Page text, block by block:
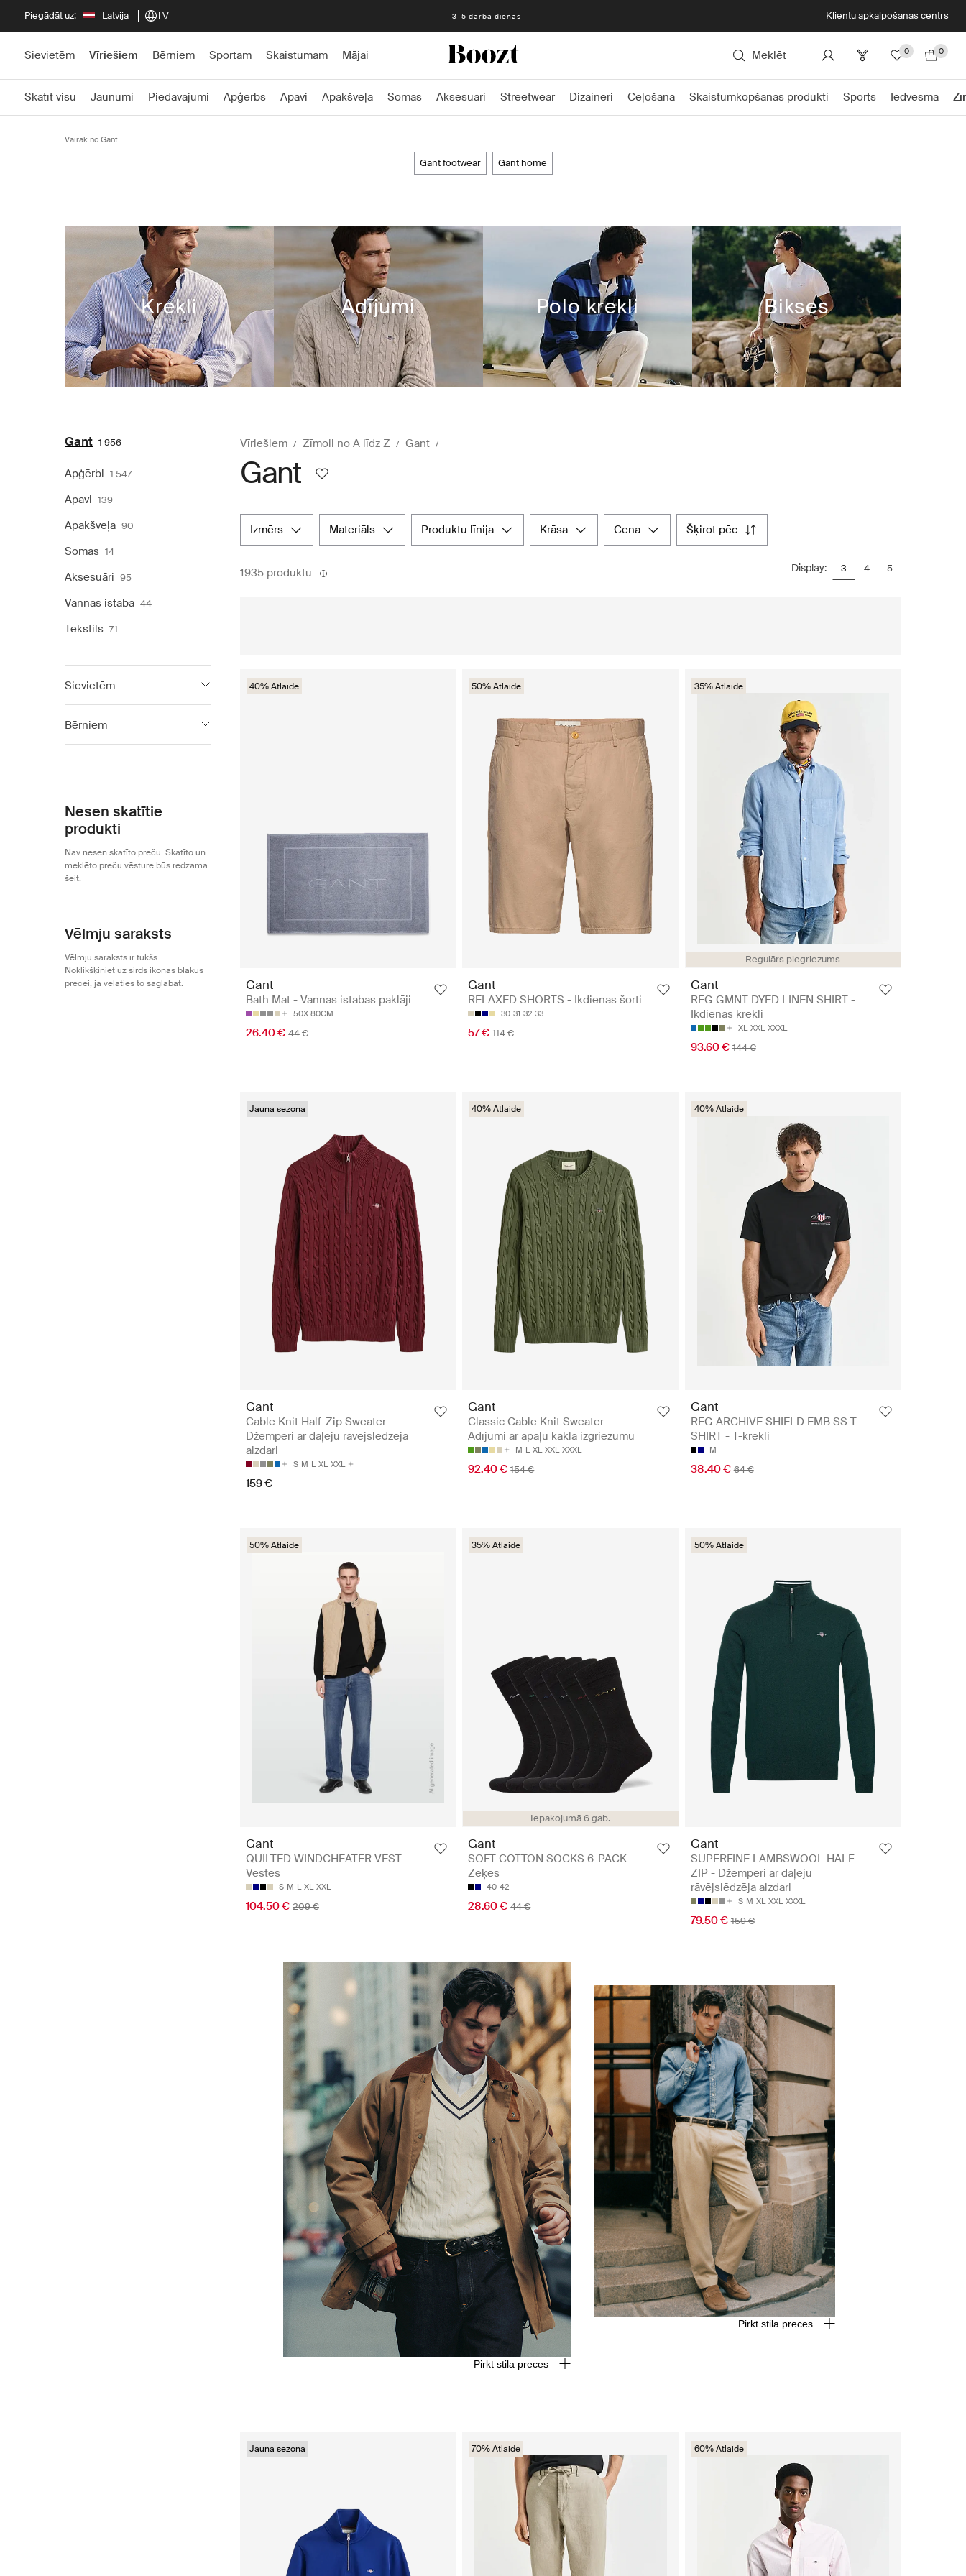
Piegādāt uz: Latvija LV 3–5 darba dienas Klientu apkalpošanas centrs
Sievietēm Vīriešiem Bērniem Sportam Skaistumam Mājai Meklēt 0 0
Skatīt visu Jaunumi Piedāvājumi Apģērbs Apavi Apakšveļa Somas Aksesuāri Streetwear Dizaineri Ceļošana Skaistumkopšanas produkti Sports Iedvesma
Vairāk no Gant
gant footwear gant home
Krekli Adījumi Polo krekli Bikses
Gant 1 956
Apģērbi 1 547
Apavi 139
Apakšveļa 90
Somas 14
Aksesuāri 95
Vannas istaba 44
Tekstils 71
Sievietēm
Gant
Gant Footwear 156
Bērniem
Nesen skatītie
produkti
Nav nesen skatīto preču. Skatīto un
meklēto preču vēsture būs redzama
šeit.
Vēlmju saraksts
Vēlmju saraksts ir tukšs.
Noklikšķiniet uz sirds ikonas blakus
precei, ja vēlaties to saglabāt.
Vīriešiem Zīmoli no A līdz Z Gant
Gant
izmērs materiāls produktu līnija krāsa cena šķirot pēc
1935 produktu Display: 3 4 5
40% Atlaide
Gant
Bath Mat - Vannas istabas paklāji
50X 80CM
26.40 € 44 €
50% Atlaide
Gant
RELAXED SHORTS - Ikdienas šorti
30 31 32 33
57 € 114 €
Regulārs piegriezums
35% Atlaide
Gant
REG GMNT DYED LINEN SHIRT -
Ikdienas krekli
XL XXL XXXL
93.60 € 144 €
Jauna sezona
Gant
Cable Knit Half-Zip Sweater -
Džemperi ar daļēju rāvējslēdzēja
aizdari
S M L XL XXL
159 €
40% Atlaide
Gant
Classic Cable Knit Sweater -
Adījumi ar apaļu kakla izgriezumu
M L XL XXL XXXL
92.40 € 154 €
40% Atlaide
Gant
REG ARCHIVE SHIELD EMB SS T-
SHIRT - T-krekli
M
38.40 € 64 €
50% Atlaide
Gant
QUILTED WINDCHEATER VEST -
Vestes
S M L XL XXL
104.50 € 209 €
Iepakojumā 6 gab.
35% Atlaide
Gant
SOFT COTTON SOCKS 6-PACK -
Zeķes
40-42
28.60 € 44 €
50% Atlaide
Gant
SUPERFINE LAMBSWOOL HALF
ZIP - Džemperi ar daļēju
rāvējslēdzēja aizdari
S M XL XXL XXXL
79.50 € 159 €
Jauna sezona 70% Atlaide 60% Atlaide
Pirkt stila preces
Pirkt stila preces